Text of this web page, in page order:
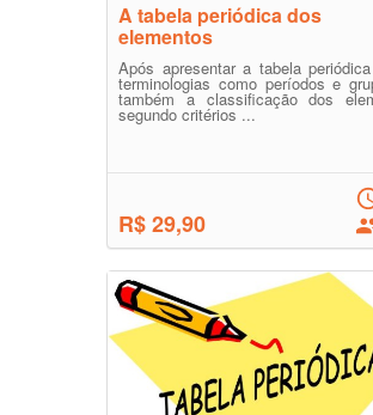
A tabela periódica dos
elementos
Após apresentar a tabela
terminologias como períodos e
também a classificação dos
segundo critérios ...
R$ 29,90